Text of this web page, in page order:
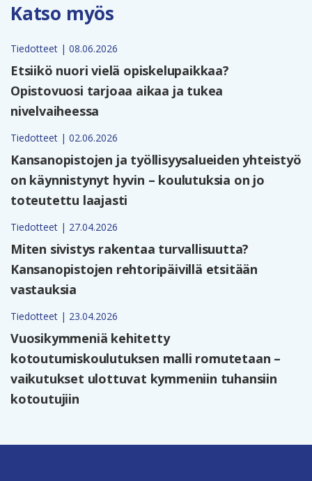
Katso myös
Tiedotteet | 08.06.2026
Etsiikö nuori vielä opiskelupaikkaa?
Opistovuosi tarjoaa aikaa ja tukea
nivelvaiheessa
Tiedotteet | 02.06.2026
Kansanopistojen ja työllisyysalueiden yhteistyö
on käynnistynyt hyvin – koulutuksia on jo
toteutettu laajasti
Tiedotteet | 27.04.2026
Miten sivistys rakentaa turvallisuutta?
Kansanopistojen rehtoripäivillä etsitään
vastauksia
Tiedotteet | 23.04.2026
Vuosikymmeniä kehitetty
kotoutumiskoulutuksen malli romutetaan –
vaikutukset ulottuvat kymmeniin tuhansiin
kotoutujiin